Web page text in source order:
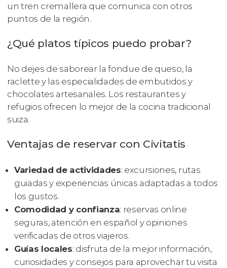
un tren cremallera que comunica con otros
puntos de la región.
¿Qué platos típicos puedo probar?
No dejes de saborear la fondue de queso, la
raclette y las especialidades de embutidos y
chocolates artesanales. Los restaurantes y
refugios ofrecen lo mejor de la cocina tradicional
suiza.
Ventajas de reservar con Civitatis
Variedad de actividades: excursiones, rutas
guiadas y experiencias únicas adaptadas a todos
los gustos.
Comodidad y confianza: reservas online
seguras, atención en español y opiniones
verificadas de otros viajeros.
Guías locales: disfruta de la mejor información,
curiosidades y consejos para aprovechar tu visita